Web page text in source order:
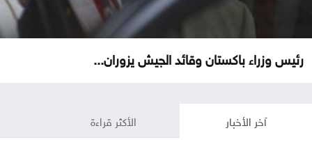
رئيس وزراء باكستان وقائد الجيش يزوران...
آخر الأخبار الأكثر قراءة